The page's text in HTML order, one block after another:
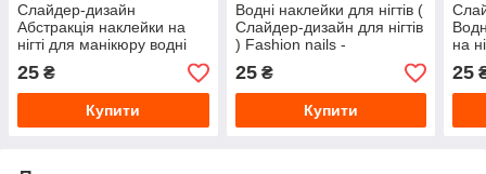
Слайдер-дизайн
Абстракція наклейки на
нігті для манікюру водні
слайдери для дизайну
нігтів Fashion Nails М273
25 ₴
Купити
Водні наклейки для нігтів (
Слайдер-дизайн для нігтів
) Fashion nails -
різнокольорові квіти
25₴
Купити
на
25